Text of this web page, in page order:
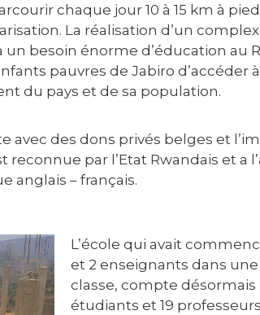
chaque jour 10 à 15 km à
La réalisation d’un
besoin énorme d’éducation au
pauvres de Jabiro d’accéder
du pays et de sa population.
avec des dons privés belges et
par l’Etat Rwandais et a
anglais – français.
L’école qui avait
et 2 enseignants dans
classe, compte désormais
étudiants et 19